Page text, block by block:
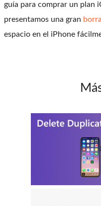
guía para comprar un plan
presentamos una gran
espacio en el iPhone